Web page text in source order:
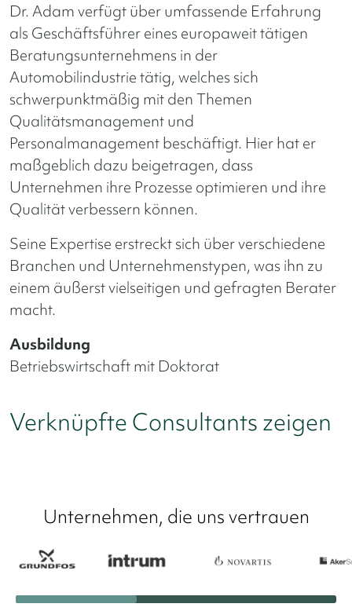
Dr. Adam verfügt über umfassende Erfahrung
als Geschäftsführer eines europaweit tätigen
Beratungsunternehmens in der
Automobilindustrie tätig, welches sich
schwerpunktmäßig mit den Themen
Qualitätsmanagement und
Personalmanagement beschäftigt. Hier hat er
maßgeblich dazu beigetragen, dass
Unternehmen ihre Prozesse optimieren und ihre
Qualität verbessern können.
Seine Expertise erstreckt sich über verschiedene
Branchen und Unternehmenstypen, was ihn zu
einem äußerst vielseitigen und gefragten Berater
macht.
Ausbildung
Betriebswirtschaft mit Doktorat
Verknüpfte Consultants zeigen
Unternehmen, die uns vertrauen